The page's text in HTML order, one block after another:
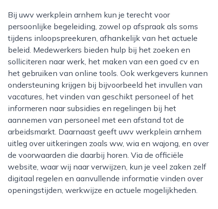
Bij uwv werkplein arnhem kun je terecht voor
persoonlijke begeleiding, zowel op afspraak als soms
tijdens inloopspreekuren, afhankelijk van het actuele
beleid. Medewerkers bieden hulp bij het zoeken en
solliciteren naar werk, het maken van een goed cv en
het gebruiken van online tools. Ook werkgevers kunnen
ondersteuning krijgen bij bijvoorbeeld het invullen van
vacatures, het vinden van geschikt personeel of het
informeren naar subsidies en regelingen bij het
aannemen van personeel met een afstand tot de
arbeidsmarkt. Daarnaast geeft uwv werkplein arnhem
uitleg over uitkeringen zoals ww, wia en wajong, en over
de voorwaarden die daarbij horen. Via de officiële
website, waar wij naar verwijzen, kun je veel zaken zelf
digitaal regelen en aanvullende informatie vinden over
openingstijden, werkwijze en actuele mogelijkheden.